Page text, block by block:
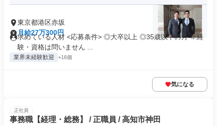
東京都港区赤坂
月給27万300円
求めている人材 <応募条件> ◎大卒以上 ◎35歳以下の方 ※経
験・資格は問いません ...
業界未経験歓迎 +16個
気になる
正社員
事務職【経理・総務】 / 正職員 / 高知市神田